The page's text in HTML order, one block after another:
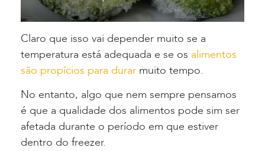
Claro que isso vai depender muito se a
temperatura está adequada e se os alimentos
são propícios para durar muito tempo.
No entanto, algo que nem sempre pensamos
é que a qualidade dos alimentos pode sim ser
afetada durante o período em que estiver
dentro do freezer.